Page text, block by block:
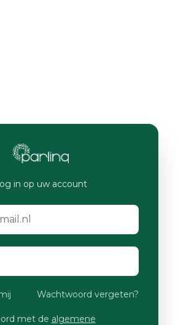
in op uw account
Wachtwoord vergeten?
met de algemene